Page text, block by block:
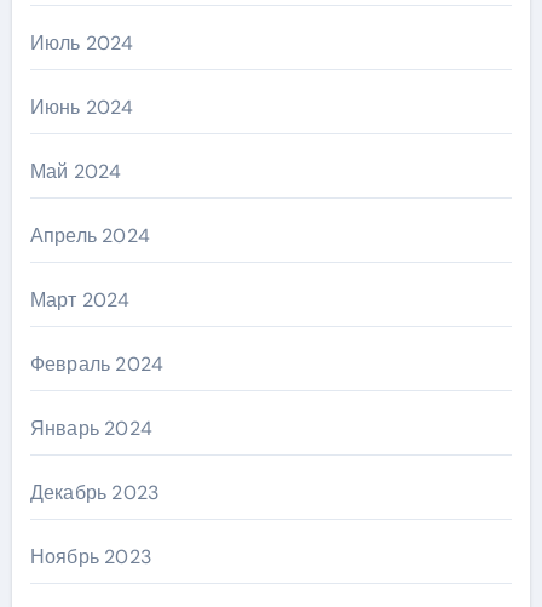
Июль 2024
Июнь 2024
Май 2024
Апрель 2024
Март 2024
Февраль 2024
Январь 2024
Декабрь 2023
Ноябрь 2023